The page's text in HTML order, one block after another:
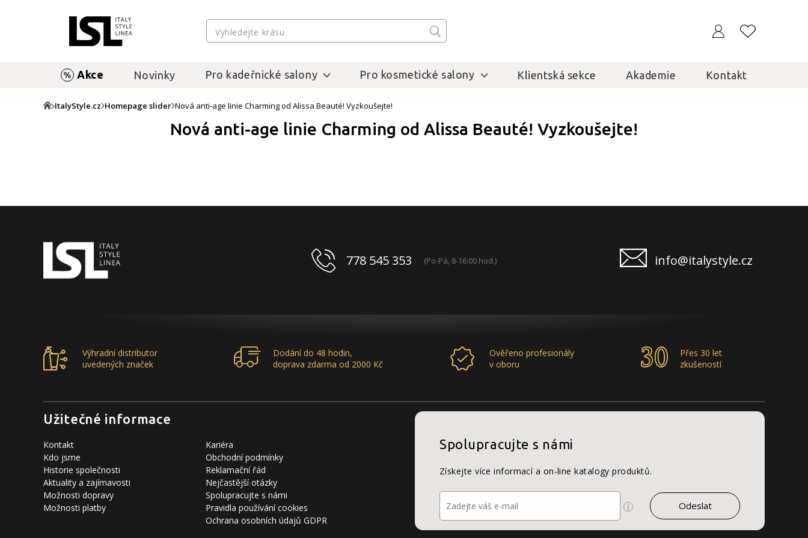
Akce Novinky Pro kadeřnické salony Pro kosmetické salony Klientská sekce Akademie Kontakt
ItalyStyle.cz Homepage slider Nová anti-age linie Charming od Alissa Beauté! Vyzkoušejte!
Nová anti-age linie Charming od Alissa Beauté! Vyzkoušejte!
778 545 353 (Po-Pá, 8-16:00 hod.) info@italystyle.cz
Výhradní distributor
uvedených značek
Dodání do 48 hodin,
doprava zdarma od 2000 Kč
Ověřeno profesionály
v oboru
Přes 30 let
zkušeností
Užitečné informace
Kontakt
Kdo jsme
Historie společnosti
Aktuality a zajímavosti
Možnosti dopravy
Možnosti platby
Kariéra
Obchodní podmínky
Reklamační řád
Nejčastější otázky
Spolupracujte s námi
Pravidla používání cookies
Ochrana osobních údajů GDPR
Spolupracujte s námi
Získejte více informací a on-line katalogy produktů.